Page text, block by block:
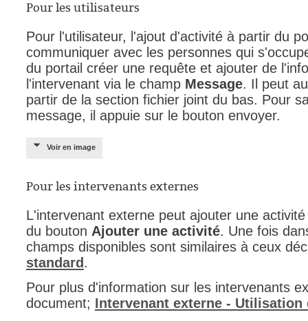
Pour les utilisateurs
Pour l'utilisateur, l'ajout d'activité à partir du
communiquer avec les personnes qui
du portail créer une requête et ajouter de
l'intervenant via le champ Message. Il peut
partir de la section fichier joint du bas. Pour
message, il appuie sur le bouton envoyer.
Voir en image
Pour les intervenants externes
L'intervenant externe peut ajouter une
du bouton Ajouter une activité. Une fois
champs disponibles sont similaires à ceux
standard .
Pour plus d'information sur les intervenants
document; Intervenant externe - Utilisation